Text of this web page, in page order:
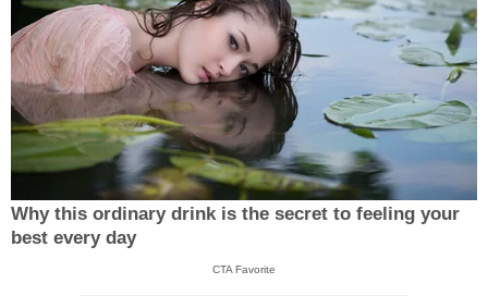
Why this ordinary drink is the secret to feeling your
best every day
CTA Favorite